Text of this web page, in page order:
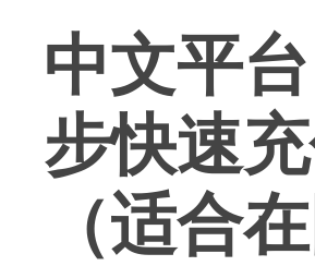
中文平
步快速
（适合